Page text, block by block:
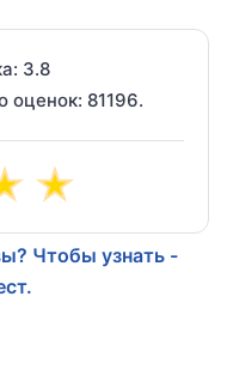
3.8
оценок: 81196.
Чтобы узнать -